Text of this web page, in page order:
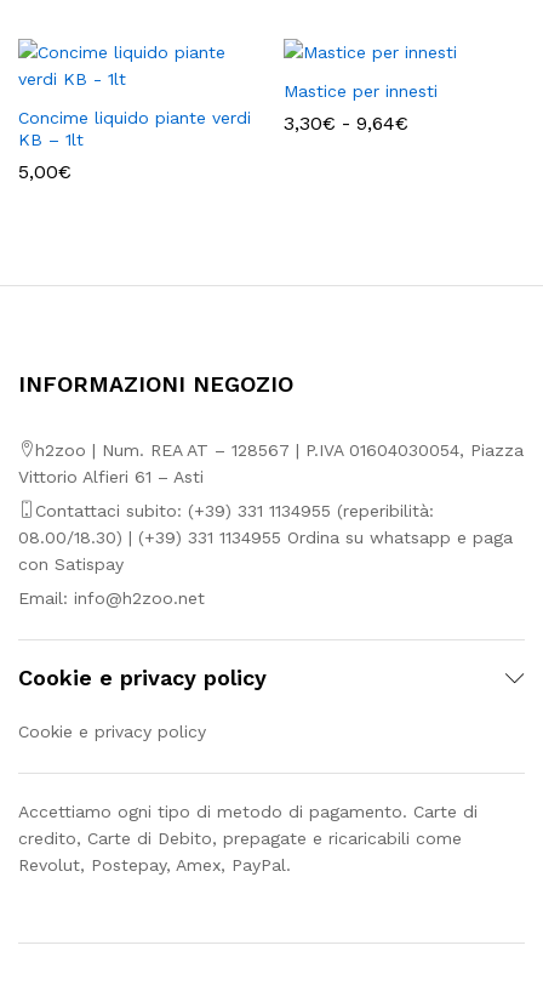
6,00€
a
34,60€
Concime liquido piante verdi
KB – 1lt
5,00€
Mastice per innesti
3,30€ - 9,64€
INFORMAZIONI NEGOZIO
h2zoo | Num. REA AT – 128567 | P.IVA 01604030054, Piazza
Vittorio Alfieri 61 – Asti
Contattaci subito: (+39) 331 1134955 (reperibilità:
08.00/18.30) | (+39) 331 1134955 Ordina su whatsapp e paga
con Satispay
Email: info@h2zoo.net
Cookie e privacy policy
Cookie e privacy policy
Accettiamo ogni tipo di metodo di pagamento. Carte di
credito, Carte di Debito, prepagate e ricaricabili come
Revolut, Postepay, Amex, PayPal.